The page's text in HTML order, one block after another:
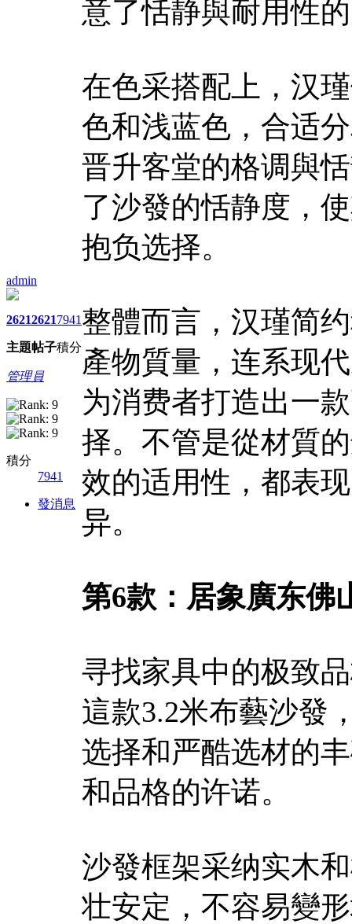
admin
2621
主題
2621
帖子
7941
積分
管理員
積分
7941
發消息
意了恬静與耐用性
在色采搭配上，汉
色和浅蓝色，合适
晋升客堂的格调與
了沙發的恬静度，
抱负选择。
整體而言，汉瑾简
產物質量，连系现
为消费者打造出一
择。不管是從材質
效的适用性，都表
异。
第6款：居象廣东佛
寻找家具中的极致
這款3.2米布藝沙發
选择和严酷选材的
和品格的许诺。
沙發框架采纳实木
壮安定，不容易變